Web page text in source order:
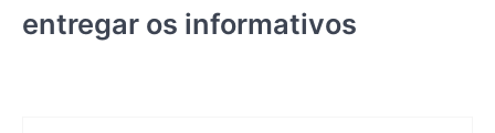
entregar os informativos